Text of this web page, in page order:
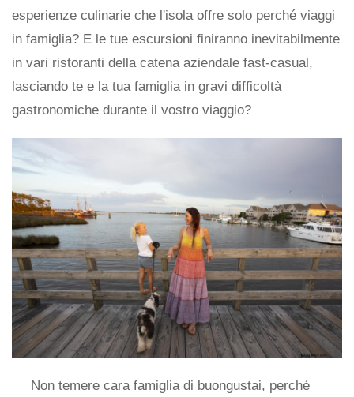
esperienze culinarie che l'isola offre solo perché viaggi
in famiglia? E le tue escursioni finiranno inevitabilmente
in vari ristoranti della catena aziendale fast-casual,
lasciando te e la tua famiglia in gravi difficoltà
gastronomiche durante il vostro viaggio?
Non temere cara famiglia di buongustai, perché